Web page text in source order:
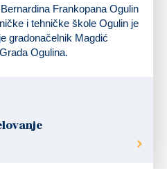
Frankopana Ogulin
i tehničke škole Ogulin je
gradonačelnik Magdić
Ogulina.